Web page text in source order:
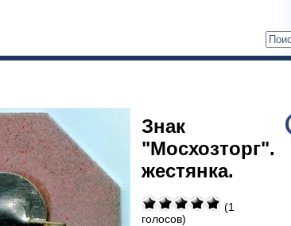
Знак
"Мосхозторг".
жестянка.
(1
голосов)